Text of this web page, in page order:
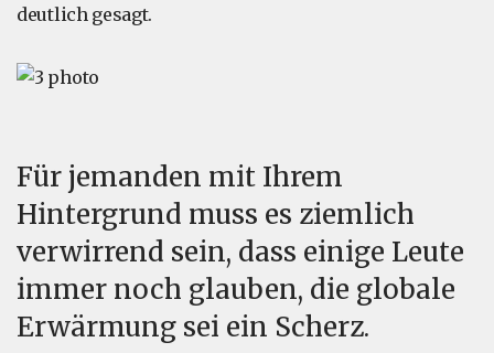
deutlich gesagt.
Für jemanden mit Ihrem
Hintergrund muss es ziemlich
verwirrend sein, dass einige Leute
immer noch glauben, die globale
Erwärmung sei ein Scherz.